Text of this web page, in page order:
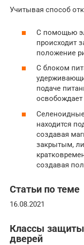
Учитывая способ
С помощью
происходит
положение
С блоком
подаче
освобождает
находится
создавая
закрытым,
создавая
Статьи по теме
16.08.2021
Классы
дверей